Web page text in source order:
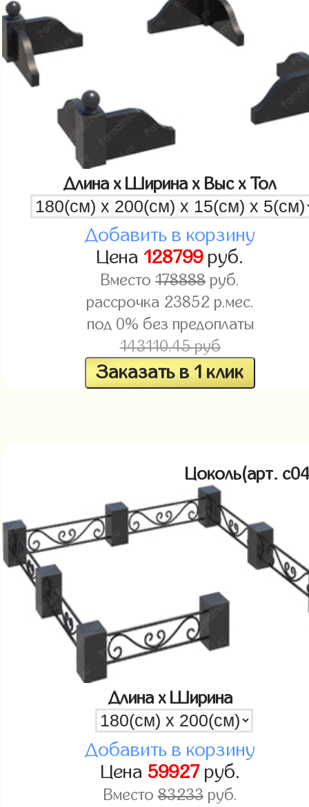
Длина x Ширина x Выс x Тол
Добавить в корзину
Цена 128799руб.
Вместо178888руб.
рассрочка 23852 р.мес.
под 0% без предоплаты
143110.45 руб
Заказать в 1 клик
Цоколь(арт.
Длина x Ширина
Добавить в корзину
Цена 59927руб.
Вместо83233руб.